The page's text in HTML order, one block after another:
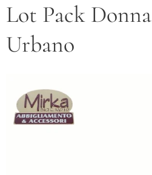
Lot Pack
Urbano